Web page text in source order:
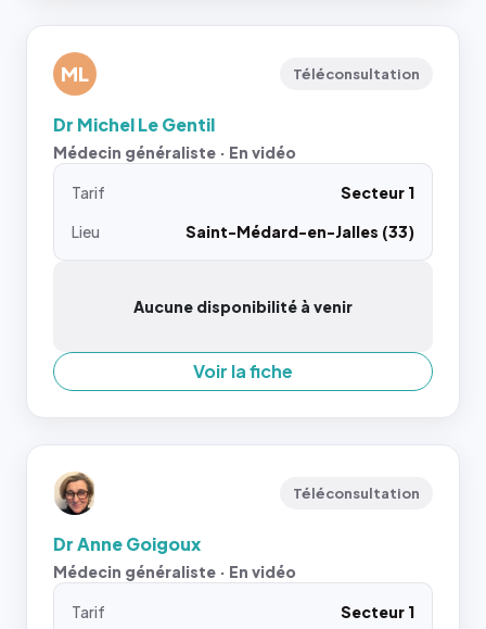
ML Téléconsultation
Dr Michel Le Gentil
Médecin généraliste · En vidéo
Tarif
Secteur 1
Lieu
Saint-Médard-en-Jalles (33)
Aucune disponibilité à venir
Voir la fiche
Téléconsultation
Dr Anne Goigoux
Médecin généraliste · En vidéo
Tarif
Secteur 1